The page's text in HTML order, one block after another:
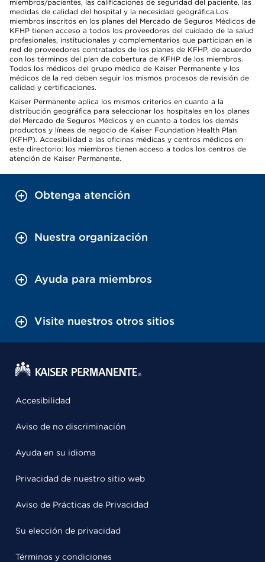
miembros/pacientes, las calificaciones de seguridad del paciente, las
medidas de calidad del hospital y la necesidad geográfica.Los
miembros inscritos en los planes del Mercado de Seguros Médicos de
KFHP tienen acceso a todos los proveedores del cuidado de la salud
profesionales, institucionales y complementarios que participan en la
red de proveedores contratados de los planes de KFHP, de acuerdo
con los términos del plan de cobertura de KFHP de los miembros.
Todos los médicos del grupo médico de Kaiser Permanente y los
médicos de la red deben seguir los mismos procesos de revisión de
calidad y certificaciones.
Kaiser Permanente aplica los mismos criterios en cuanto a la
distribución geográfica para seleccionar los hospitales en los planes
del Mercado de Seguros Médicos y en cuanto a todos los demás
productos y líneas de negocio de Kaiser Foundation Health Plan
(KFHP). Accesibilidad a las oficinas médicas y centros médicos en
este directorio: los miembros tienen acceso a todos los centros de
atención de Kaiser Permanente.
Obtenga atención
Nuestra organización
Ayuda para miembros
Visite nuestros otros sitios
Accesibilidad
Aviso de no discriminación
Ayuda en su idioma
Privacidad de nuestro sitio web
Aviso de Prácticas de Privacidad
Su elección de privacidad
Términos y condiciones